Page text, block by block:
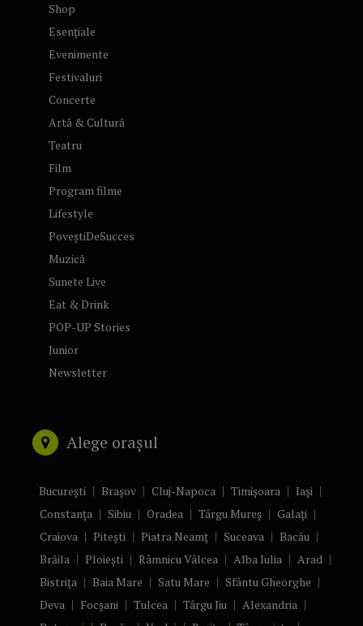
Shop
Esențiale
Evenimente
Festivaluri
Concerte
Artă & Cultură
Teatru
Film
Program filme
Lifestyle
PoveștiDeSucces
Muzică
Sunete Live
Eat & Drink
POP-UP Stories
Junior
Newsletter
Alege orașul
București Brașov Cluj-Napoca Timișoara
Iași
Constanța
Sibiu Oradea Târgu Mureș
Galați
Craiova
Pitești Piatra Neamț Suceava
Bacău
Brăila
Ploiești Râmnicu Vâlcea Alba Iulia
Arad
Bistrița
Baia Mare Satu Mare
Sfântu Gheorghe
Deva
Focșani Tulcea Târgu Jiu
Alexandria